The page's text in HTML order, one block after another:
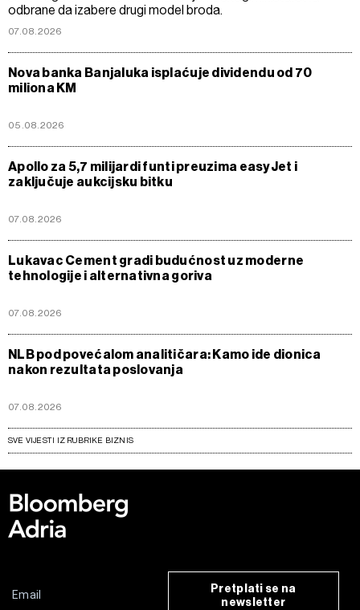
odbrane da izabere drugi model broda.
07.08.2026
Nova banka Banjaluka isplaćuje dividendu od 70
miliona KM
05.08.2026
Apollo za 5,7 milijardi funti preuzima easyJet i
zaključuje aukcijsku bitku
07.08.2026
Lukavac Cement gradi budućnost uz moderne
tehnologije i alternativna goriva
07.08.2026
NLB pod povećalom analitičara: Kamo ide dionica
nakon rezultata poslovanja
07.08.2026
SVE VIJESTI IZ RUBRIKE BIZNIS
Pretplati se na
newsletter